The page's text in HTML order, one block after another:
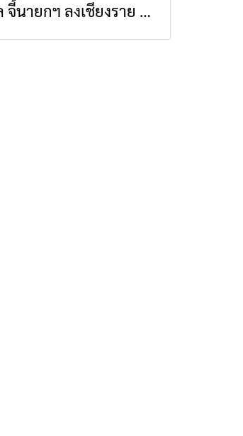
จี้นายกฯ ลงเชียงราย แก้
ปนเปื้อนต้นน้ำ